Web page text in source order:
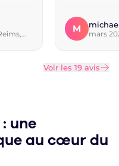
l'activer un
sinon pour
M
mars
Voir les 19 avis
une
au cœur du